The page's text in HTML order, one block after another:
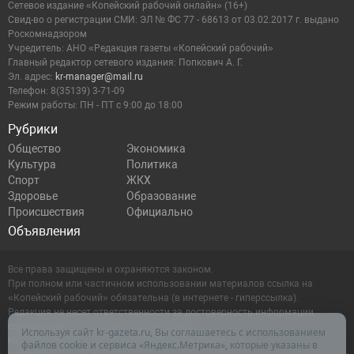
Рубрики
Общество
Экономика
Культура
Политика
Спорт
ЖКХ
Здоровье
Образование
Происшествия
Официально
Объявления
Сетевое издание «Копейский рабочий онлайн» (16+)
Cвид-во о регистрации СМИ: ЭЛ № ФС 77 - 68613 от 03.02.2017 г. выдано
Роскомнадзором
Учредитель: АНО «Редакция газеты «Копейский рабочий»
Главный редактор сетевого издания: Попкович А. Г.
Эл. адрес: kr-manager@mail.ru
Телефон: 8(35139) 3-71-09
Режим работы: ПН - ПТ с 9:00 до 18:00
Все права защищены и охраняются законом.
При полном или частичном использовании материалов ссылка на
«Копейский рабочий» обязательна (в интернете - гиперссылка).
Редакция не несет ответственности за достоверность информации,
содержащейся в рекламных объявлениях.
Настоящий ресурс может содержать материалы 16+
Используя сайт kr-gazeta.ru, Вы соглашаетесь с использованием
файлов cookie и сервиса «Яндекс.Метрика», которые указаны в